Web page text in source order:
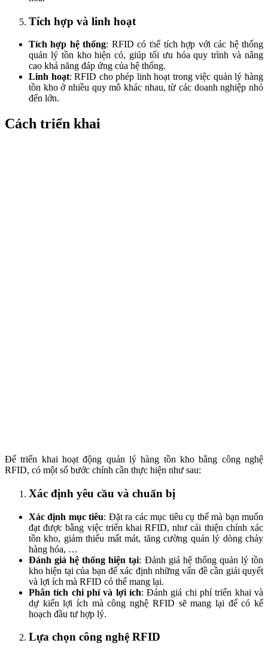
Tích hợp và linh hoạt
Tích hợp hệ thống: RFID có thể tích hợp với các hệ thống
quản lý tồn kho hiện có, giúp tối ưu hóa quy trình và nâng
cao khả năng đáp ứng của hệ thống.
Linh hoạt: RFID cho phép linh hoạt trong việc quản lý hàng
tồn kho ở nhiều quy mô khác nhau, từ các doanh nghiệp nhỏ
đến lớn.
Cách triển khai
Để triển khai hoạt động quản lý hàng tồn kho bằng công nghệ
RFID, có một số bước chính cần thực hiện như sau:
Xác định yêu cầu và chuẩn bị
Xác định mục tiêu: Đặt ra các mục tiêu cụ thể mà bạn muốn
đạt được bằng việc triển khai RFID, như cải thiện chính xác
tồn kho, giảm thiểu mất mát, tăng cường quản lý dòng chảy
hàng hóa, …
Đánh giá hệ thống hiện tại: Đánh giá hệ thống quản lý tồn
kho hiện tại của bạn để xác định những vấn đề cần giải quyết
và lợi ích mà RFID có thể mang lại.
Phân tích chi phí và lợi ích: Đánh giá chi phí triển khai và
dự kiến lợi ích mà công nghệ RFID sẽ mang lại để có kế
hoạch đầu tư hợp lý.
Lựa chọn công nghệ RFID